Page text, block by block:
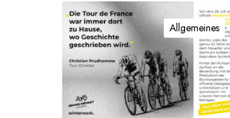
Allgemeines